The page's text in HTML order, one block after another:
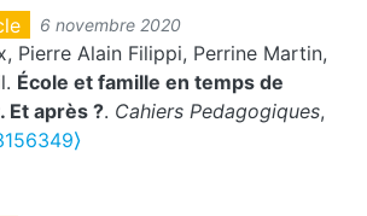
6 novembre 2020
Pierre Alain Filippi, Perrine Martin,
École et famille en temps de
Et après ?. Cahiers Pedagogiques,